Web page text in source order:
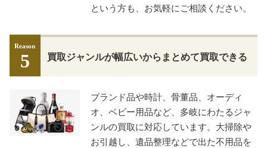
という方も、お気軽にご相談ください。
Reason
5 買取ジャンルが幅広いからまとめて買取できる
ブランド品や時計、骨董品、オーディ
オ、ベビー用品など、多岐にわたるジャ
ンルの買取に対応しています。大掃除や
お引越し、遺品整理などで出た不用品を